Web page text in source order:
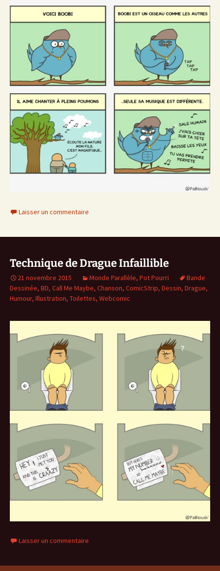
Laisser un commentaire
Technique de Drague Infaillible
21 novembre 2015 Monde Parallèle, Pot Pourri
Bande
Dessinée, BD, Call Me Maybe, Chanson, ComicStrip, Dessin, Drague,
Humour, Illustration, Toilettes, Webcomic
Laisser un commentaire